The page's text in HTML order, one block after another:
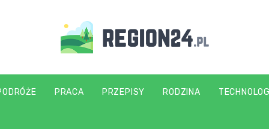
region24.pl
PRACA PRZEPISY RODZINA